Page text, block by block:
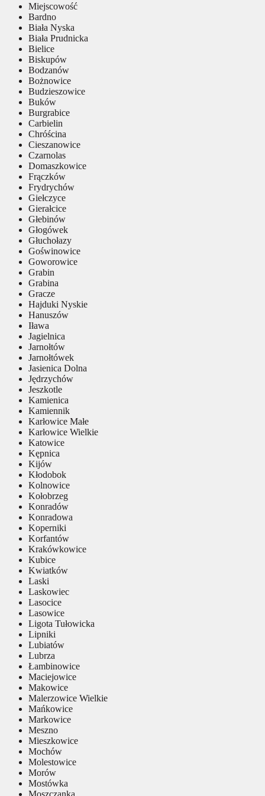
Miejscowość
Bardno
Biała Nyska
Biała Prudnicka
Bielice
Biskupów
Bodzanów
Bożnowice
Budzieszowice
Buków
Burgrabice
Carbielin
Chróścina
Cieszanowice
Czarnolas
Domaszkowice
Frączków
Frydrychów
Giełczyce
Gierałcice
Głebinów
Głogówek
Głuchołazy
Goświnowice
Goworowice
Grabin
Grabina
Gracze
Hajduki Nyskie
Hanuszów
Iława
Jagielnica
Jarnołtów
Jarnołtówek
Jasienica Dolna
Jędrzychów
Jeszkotle
Kamienica
Kamiennik
Karłowice Małe
Karłowice Wielkie
Katowice
Kępnica
Kijów
Kłodobok
Kolnowice
Kołobrzeg
Konradów
Konradowa
Koperniki
Korfantów
Krakówkowice
Kubice
Kwiatków
Laski
Laskowiec
Lasocice
Lasowice
Ligota Tułowicka
Lipniki
Lubiatów
Lubrza
Łambinowice
Maciejowice
Makowice
Malerzowice Wielkie
Mańkowice
Markowice
Meszno
Mieszkowice
Mochów
Molestowice
Morów
Mostówka
Moszczanka